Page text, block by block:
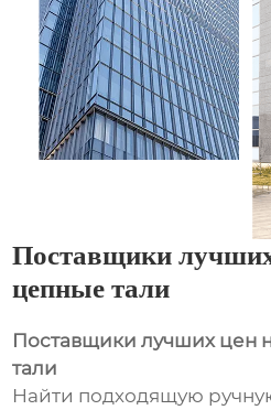
Поставщики
цепные тали
Поставщики лучших цен
тали
Найти подходящую